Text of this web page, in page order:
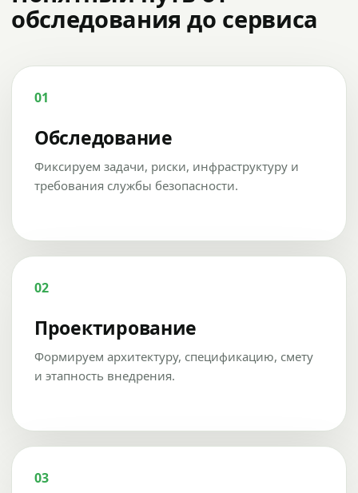
обследования до сервиса
01
Обследование
Фиксируем задачи, риски, инфраструктуру и
требования службы безопасности.
02
Проектирование
Формируем архитектуру, спецификацию, смету
и этапность внедрения.
03